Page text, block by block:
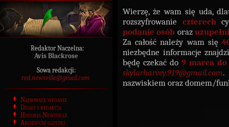
Redaktor Naczelna:
Avis Blackrose
Sowa redakcji:
red.newsville@gmail.com
Najnowsze wydanie
Działy i redakcja
Historia Newsville
Archiwum gazetki
Wierzę, że wam się uda,
rozszyfrowanie czterech
podanie osób oraz
Za całość należy wam się
niezbędne informacje
będę czekać do9 marca do
skylarharvey.919@gmail.com.
nazwiskiem oraz domem/